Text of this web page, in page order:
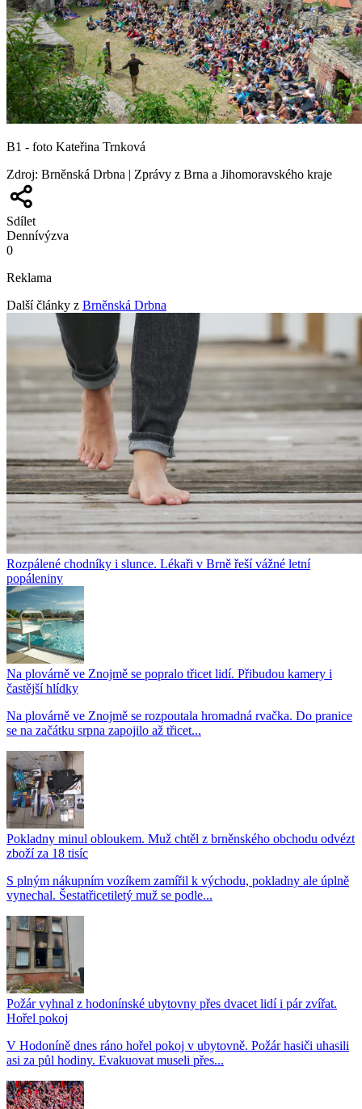
B1 - foto Kateřina Trnková
Zdroj: Brněnská Drbna | Zprávy z Brna a Jihomoravského kraje
Sdílet
Dennívýzva
0
Reklama
Další články z Brněnská Drbna
Rozpálené chodníky i slunce. Lékaři v Brně řeší vážné letní
popáleniny
Na plovárně ve Znojmě se popralo třicet lidí. Přibudou kamery i
častější hlídky
Na plovárně ve Znojmě se rozpoutala hromadná rvačka. Do pranice
se na začátku srpna zapojilo až třicet...
Pokladny minul obloukem. Muž chtěl z brněnského obchodu odvézt
zboží za 18 tisíc
S plným nákupním vozíkem zamířil k východu, pokladny ale úplně
vynechal. Šestatřicetiletý muž se podle...
Požár vyhnal z hodonínské ubytovny přes dvacet lidí i pár zvířat.
Hořel pokoj
V Hodoníně dnes ráno hořel pokoj v ubytovně. Požár hasiči uhasili
asi za půl hodiny. Evakuovat museli přes...